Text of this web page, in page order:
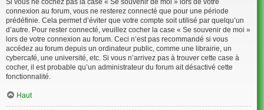
Si vous ne cochez pas la case « Se souvenir de moi » lors de votre
connexion au forum, vous ne resterez connecté que pour une période
prédéfinie. Cela permet d’éviter que votre compte soit utilisé par quelqu’un
d’autre. Pour rester connecté, veuillez cocher la case « Se souvenir de moi »
lors de votre connexion au forum. Ceci n’est pas recommandé si vous
accédez au forum depuis un ordinateur public, comme une librairie, un
cybercafé, une université, etc. Si vous n’arrivez pas à trouver cette case à
cocher, il est probable qu’un administrateur du forum ait désactivé cette
fonctionnalité.
Haut